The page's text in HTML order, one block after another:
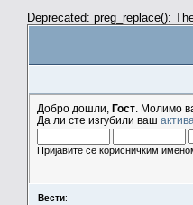
Deprecated: preg_replace():
Добро дошли, Гост . Молимо
Да ли сте изгубили ваш
Пријавите се корисничким
Вести: